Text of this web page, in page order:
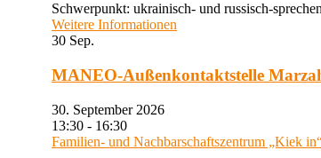
Schwerpunkt: ukrainisch- und russisch-
Weitere Informationen
30 Sep.
MANEO-Außenkontaktstelle
30. September 2026
13:30 - 16:30
Familien- und Nachbarschaftszentrum „Kiek